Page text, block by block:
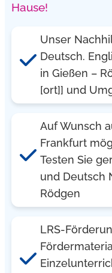
Hause!
Unser
Deutsch.
in Gießen –
[ort]] und
Auf Wunsch
Frankfurt
Testen Sie
und Deutsch
Rödgen
LRS-